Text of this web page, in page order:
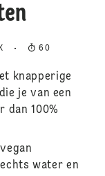
60
knapperige
je van een
dan 100%
water en